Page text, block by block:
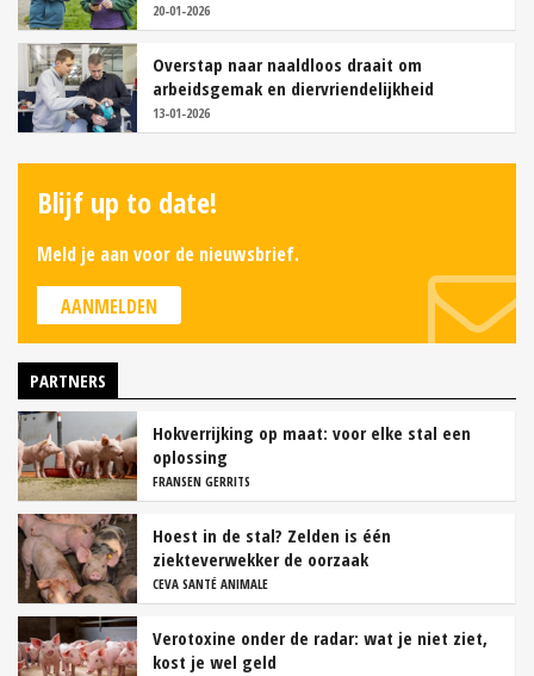
20-01-2026
Overstap naar naaldloos draait om
arbeidsgemak en diervriendelijkheid
13-01-2026
Blijf up to date!
Meld je aan voor de nieuwsbrief.
AANMELDEN
PARTNERS
Hokverrijking op maat: voor elke stal een
oplossing
FRANSEN GERRITS
Hoest in de stal? Zelden is één
ziekteverwekker de oorzaak
CEVA SANTÉ ANIMALE
Verotoxine onder de radar: wat je niet ziet,
kost je wel geld